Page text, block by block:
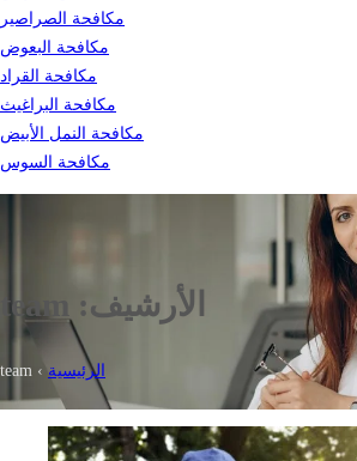
مكافحة الصراصير
مكافحة البعوض
مكافحة القراد
مكافحة البراغيث
مكافحة النمل الأبيض
مكافحة السوس
الأرشيف: team
الرئيسية ›
team